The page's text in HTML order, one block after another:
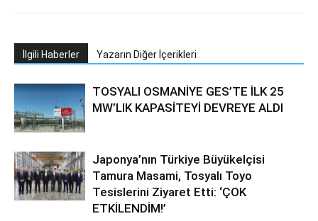
İlgili Haberler Yazarın Diğer İçerikleri
TOSYALI OSMANİYE GES’TE İLK 25
MW’LIK KAPASİTEYİ DEVREYE ALDI
Japonya’nın Türkiye Büyükelçisi
Tamura Masami, Tosyalı Toyo
Tesislerini Ziyaret Etti: ‘ÇOK
ETKİLENDİM!’